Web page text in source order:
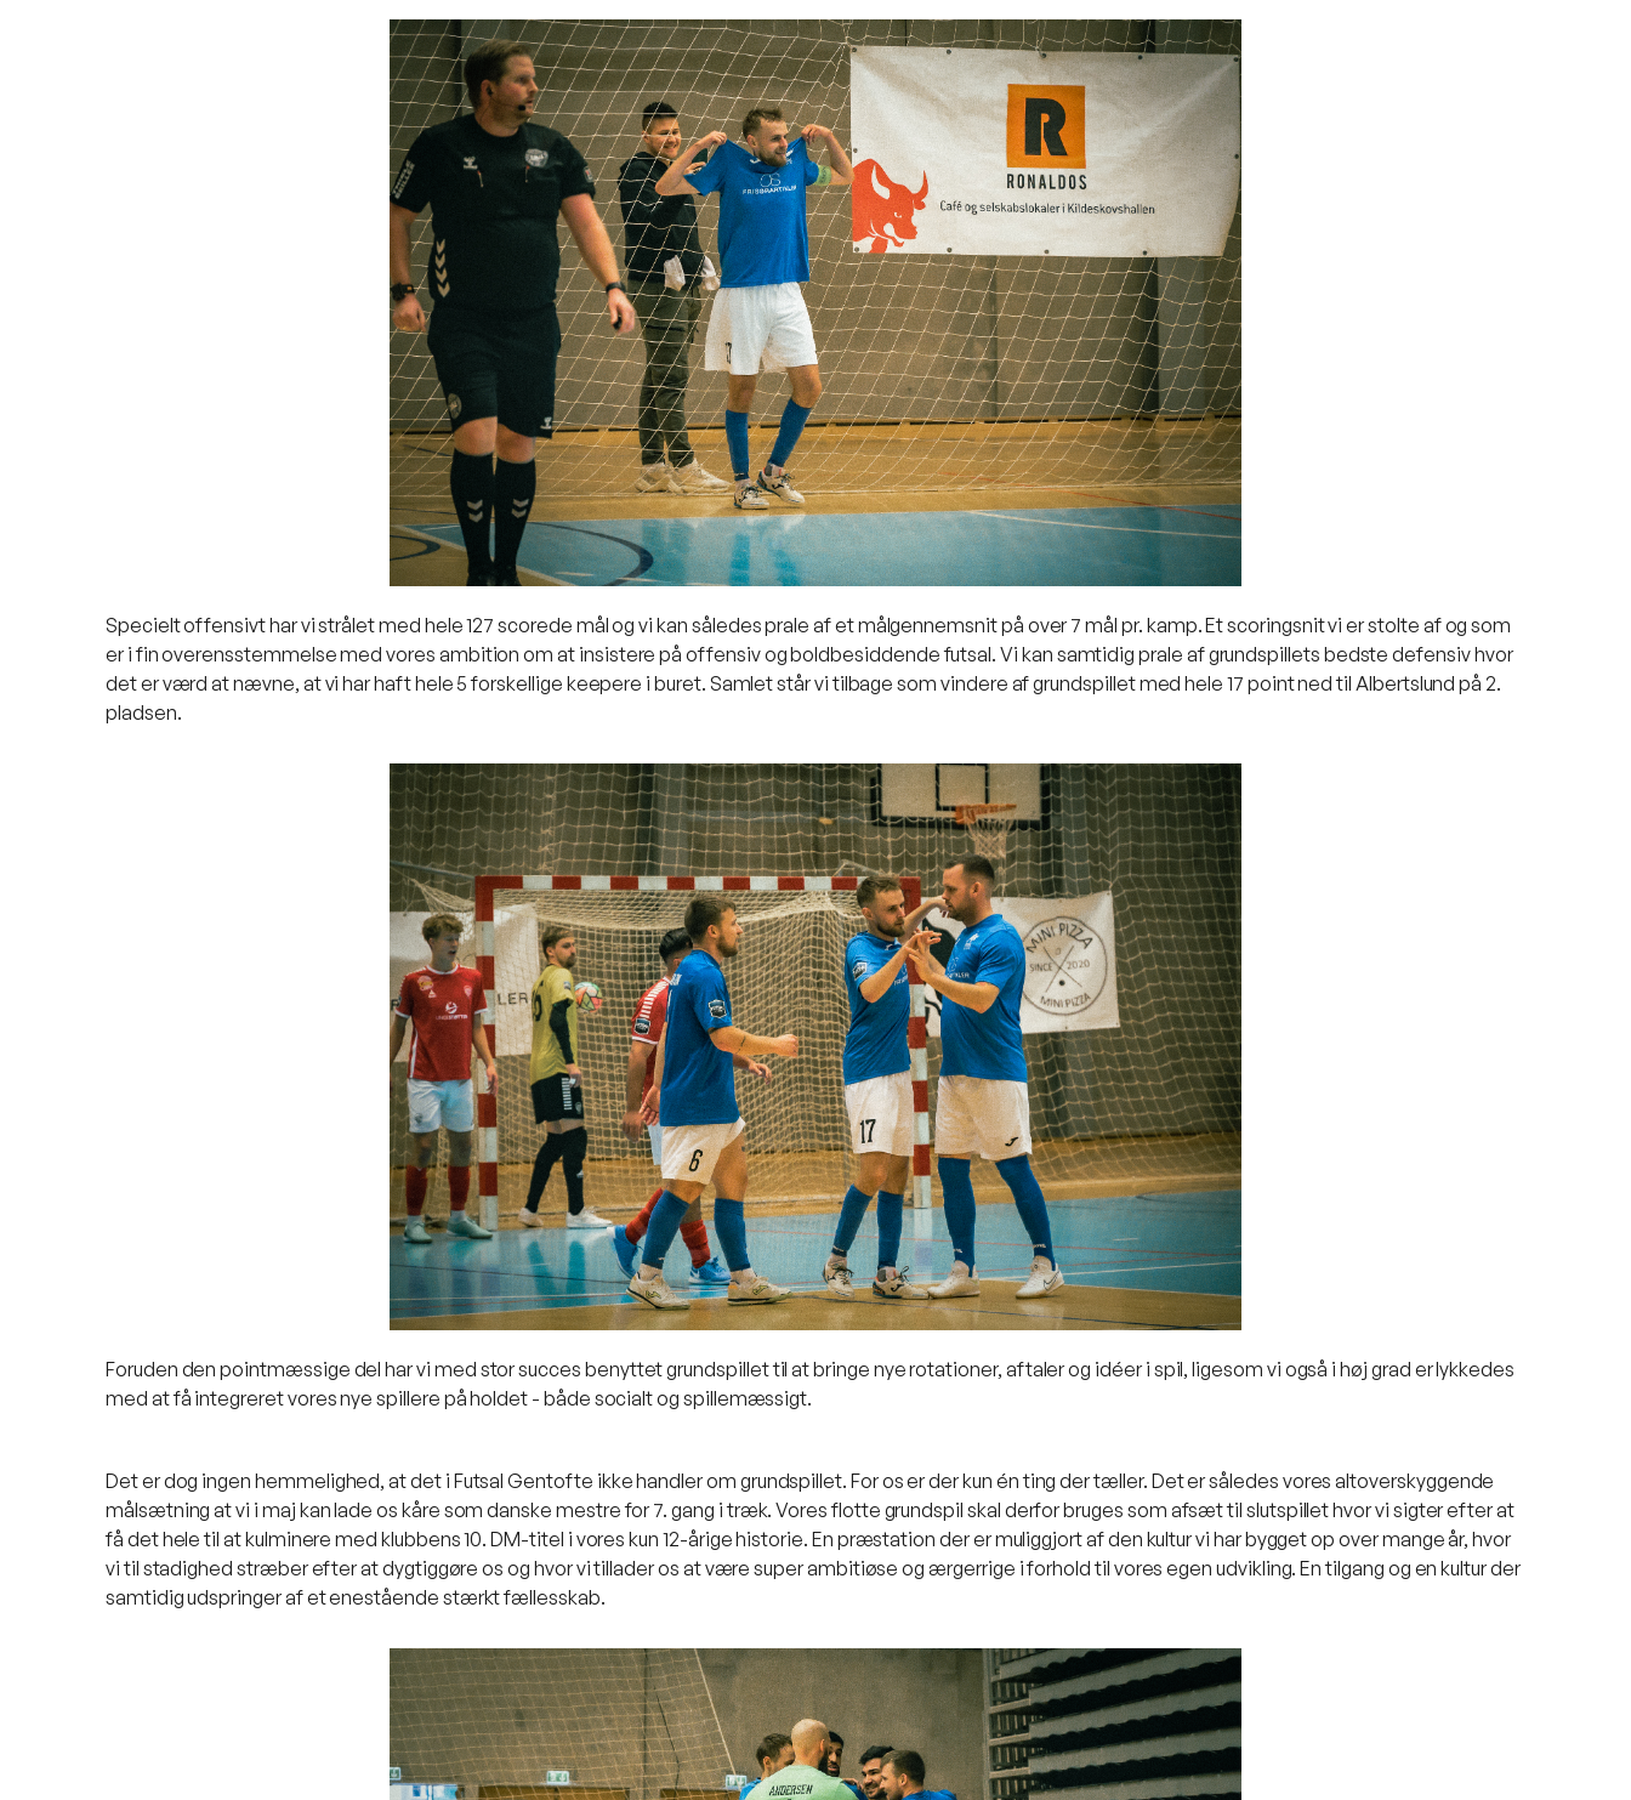
Specielt offensivt har vi strålet med hele 127 scorede mål og vi kan således prale af et målgennemsnit på over 7 mål pr. kamp. Et scoringsnit vi er stolte af og som
er i fin overensstemmelse med vores ambition om at insistere på offensiv og boldbesiddende futsal. Vi kan samtidig prale af grundspillets bedste defensiv hvor
det er værd at nævne, at vi har haft hele 5 forskellige keepere i buret. Samlet står vi tilbage som vindere af grundspillet med hele 17 point ned til Albertslund på 2.
pladsen.
Foruden den pointmæssige del har vi med stor succes benyttet grundspillet til at bringe nye rotationer, aftaler og idéer i spil, ligesom vi også i høj grad er lykkedes
med at få integreret vores nye spillere på holdet - både socialt og spillemæssigt.
Det er dog ingen hemmelighed, at det i Futsal Gentofte ikke handler om grundspillet. For os er der kun én ting der tæller. Det er således vores altoverskyggende
målsætning at vi i maj kan lade os kåre som danske mestre for 7. gang i træk. Vores flotte grundspil skal derfor bruges som afsæt til slutspillet hvor vi sigter efter at
få det hele til at kulminere med klubbens 10. DM-titel i vores kun 12-årige historie. En præstation der er muliggjort af den kultur vi har bygget op over mange år, hvor
vi til stadighed stræber efter at dygtiggøre os og hvor vi tillader os at være super ambitiøse og ærgerrige i forhold til vores egen udvikling. En tilgang og en kultur der
samtidig udspringer af et enestående stærkt fællesskab.